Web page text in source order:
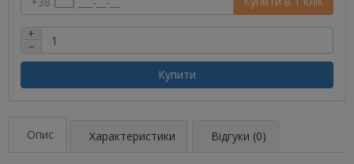
+
−
Купити
Опис Характеристики Відгуки (0)